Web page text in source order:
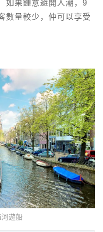
如果鍾意避開人潮，9
數量較少，仲可以享受
河遊船